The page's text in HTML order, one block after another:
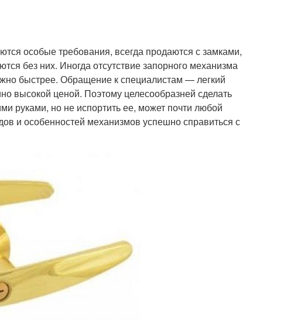
особые требования, всегда продаются с замками,
без них. Иногда отсутствие запорного механизма
быстрее. Обращение к специалистам — легкий
высокой ценой. Поэтому целесообразней сделать
руками, но не испортить ее, может почти любой
и особенностей механизмов успешно справиться с